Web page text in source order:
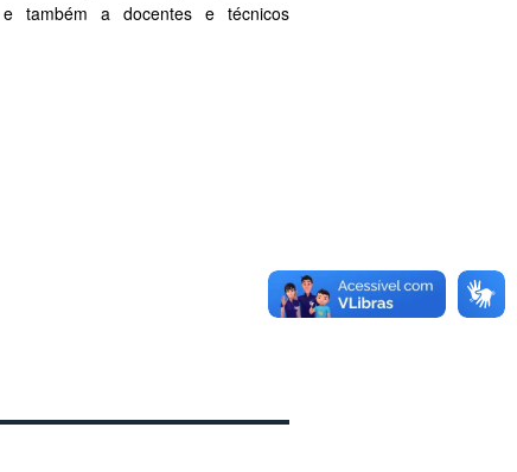
também a docentes e técnicos